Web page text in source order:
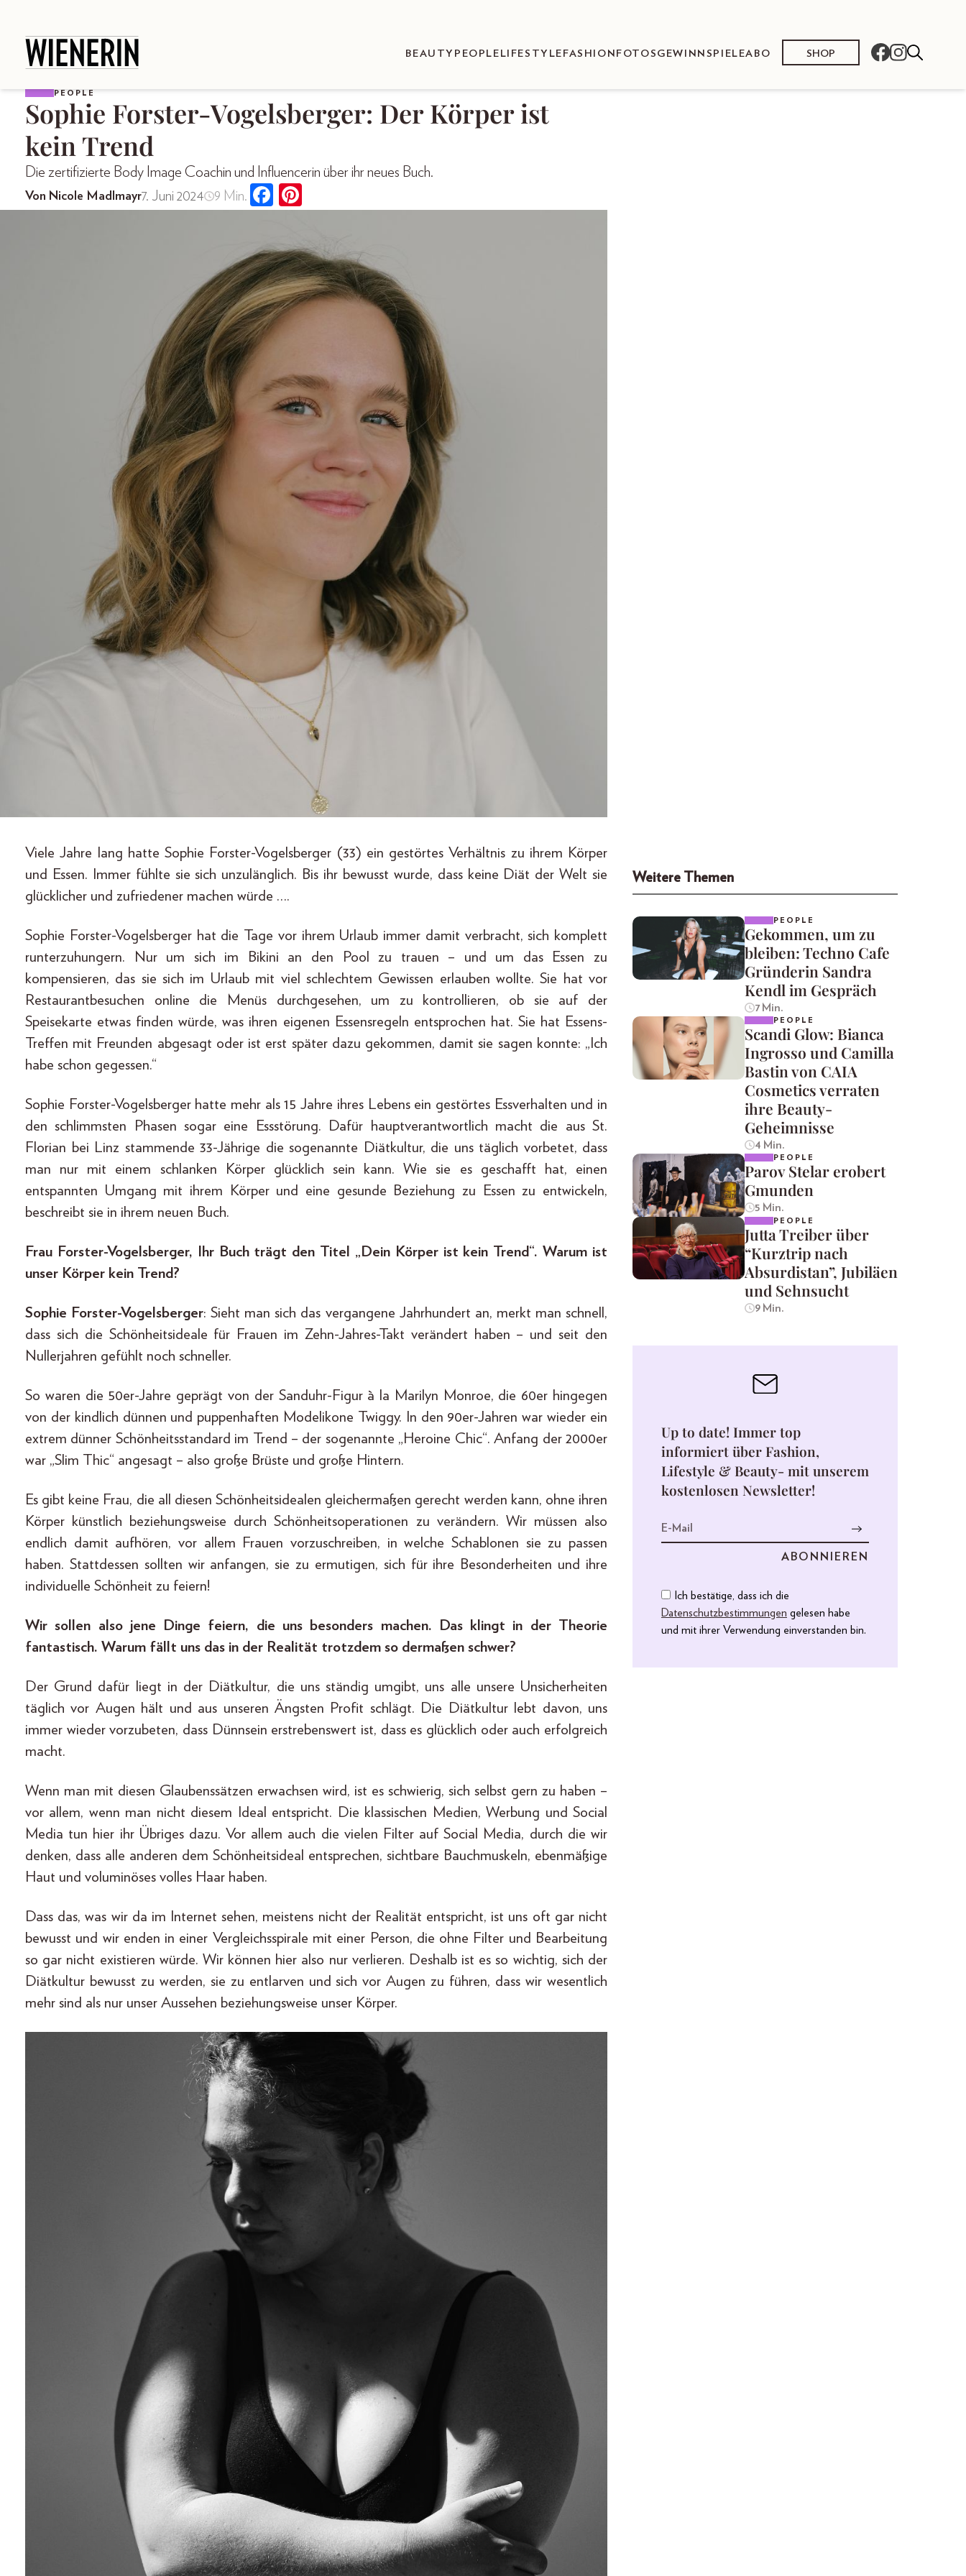
BEAUTY PEOPLE LIFESTYLE FASHION FOTOS GEWINNSPIELEABO SHOP
PEOPLE
Sophie Forster-Vogelsberger: Der Körper ist
kein Trend
Die zertifizierte Body Image Coachin und Influencerin über ihr neues Buch.
Von Nicole Madlmayr7. Juni 2024 9 Min.
Viele Jahre lang hatte Sophie Forster-Vogelsberger (33) ein gestörtes Verhältnis zu ihrem Körper
und Essen. Immer fühlte sie sich unzulänglich. Bis ihr bewusst wurde, dass keine Diät der Welt sie
glücklicher und zufriedener machen würde ….
Sophie Forster-Vogelsberger hat die Tage vor ihrem Urlaub immer damit verbracht, sich komplett
runterzuhungern. Nur um sich im Bikini an den Pool zu trauen – und um das Essen zu
kompensieren, das sie sich im Urlaub mit viel schlechtem Gewissen erlauben wollte. Sie hat vor
Restaurantbesuchen online die Menüs durchgesehen, um zu kontrollieren, ob sie auf der
Speisekarte etwas finden würde, was ihren eigenen Essensregeln entsprochen hat. Sie hat Essens-
Treffen mit Freunden abgesagt oder ist erst später dazu gekommen, damit sie sagen konnte: „Ich
habe schon gegessen.“
Sophie Forster-Vogelsberger hatte mehr als 15 Jahre ihres Lebens ein gestörtes Essverhalten und in
den schlimmsten Phasen sogar eine Essstörung. Dafür hauptverantwortlich macht die aus St.
Florian bei Linz stammende 33-Jährige die sogenannte Diätkultur, die uns täglich vorbetet, dass
man nur mit einem schlanken Körper glücklich sein kann. Wie sie es geschafft hat, einen
entspannten Umgang mit ihrem Körper und eine gesunde Beziehung zu Essen zu entwickeln,
beschreibt sie in ihrem neuen Buch.
Frau Forster-Vogelsberger, Ihr Buch trägt den Titel „Dein Körper ist kein Trend“. Warum ist
unser Körper kein Trend?
Sophie Forster-Vogelsberger: Sieht man sich das vergangene Jahrhundert an, merkt man schnell,
dass sich die Schönheitsideale für Frauen im Zehn-Jahres-Takt verändert haben – und seit den
Nullerjahren gefühlt noch schneller.
So waren die 50er-Jahre geprägt von der Sanduhr-Figur à la Marilyn Monroe, die 60er hingegen
von der kindlich dünnen und puppenhaften Modelikone Twiggy. In den 90er-Jahren war wieder ein
extrem dünner Schönheitsstandard im Trend – der sogenannte „Heroine Chic“. Anfang der 2000er
war „Slim Thic“ angesagt – also große Brüste und große Hintern.
Es gibt keine Frau, die all diesen Schönheitsidealen gleichermaßen gerecht werden kann, ohne ihren
Körper künstlich beziehungsweise durch Schönheitsoperationen zu verändern. Wir müssen also
endlich damit aufhören, vor allem Frauen vorzuschreiben, in welche Schablonen sie zu passen
haben. Stattdessen sollten wir anfangen, sie zu ermutigen, sich für ihre Besonderheiten und ihre
individuelle Schönheit zu feiern!
Wir sollen also jene Dinge feiern, die uns besonders machen. Das klingt in der Theorie
fantastisch. Warum fällt uns das in der Realität trotzdem so dermaßen schwer?
Der Grund dafür liegt in der Diätkultur, die uns ständig umgibt, uns alle unsere Unsicherheiten
täglich vor Augen hält und aus unseren Ängsten Profit schlägt. Die Diätkultur lebt davon, uns
immer wieder vorzubeten, dass Dünnsein erstrebenswert ist, dass es glücklich oder auch erfolgreich
macht.
Wenn man mit diesen Glaubenssätzen erwachsen wird, ist es schwierig, sich selbst gern zu haben –
vor allem, wenn man nicht diesem Ideal entspricht. Die klassischen Medien, Werbung und Social
Media tun hier ihr Übriges dazu. Vor allem auch die vielen Filter auf Social Media, durch die wir
denken, dass alle anderen dem Schönheitsideal entsprechen, sichtbare Bauchmuskeln, ebenmäßige
Haut und voluminöses volles Haar haben.
Dass das, was wir da im Internet sehen, meistens nicht der Realität entspricht, ist uns oft gar nicht
bewusst und wir enden in einer Vergleichsspirale mit einer Person, die ohne Filter und Bearbeitung
so gar nicht existieren würde. Wir können hier also nur verlieren. Deshalb ist es so wichtig, sich der
Diätkultur bewusst zu werden, sie zu entlarven und sich vor Augen zu führen, dass wir wesentlich
mehr sind als nur unser Aussehen beziehungsweise unser Körper.
Weitere Themen
PEOPLE
Gekommen, um zu
bleiben: Techno Cafe
Gründerin Sandra
Kendl im Gespräch
7 Min.
PEOPLE
Scandi Glow: Bianca
Ingrosso und Camilla
Bastin von CAIA
Cosmetics verraten
ihre Beauty-
Geheimnisse
4 Min.
PEOPLE
Parov Stelar erobert
Gmunden
5 Min.
PEOPLE
Jutta Treiber über
“Kurztrip nach
Absurdistan”, Jubiläen
und Sehnsucht
9 Min.
Up to date! Immer top
informiert über Fashion,
Lifestyle & Beauty- mit unserem
kostenlosen Newsletter!
Ich bestätige, dass ich die
Datenschutzbestimmungen gelesen habe
und mit ihrer Verwendung einverstanden bin.